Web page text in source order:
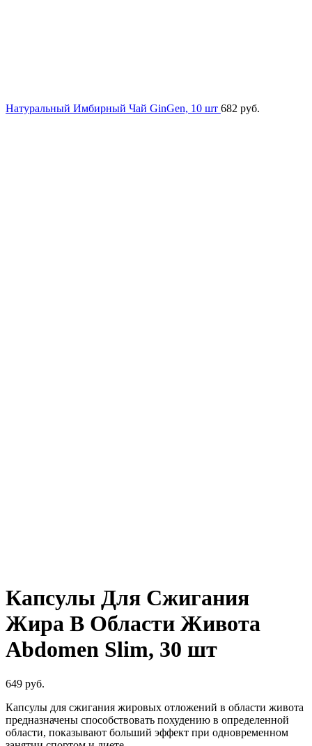
Натуральный Имбирный Чай GinGen, 10 шт 682 руб.
Капсулы Для Сжигания
Жира В Области Живота
Abdomen Slim, 30 шт
649 руб.
Капсулы для сжигания жировых отложений в области живота
предназначены способствовать похудению в определенной
области, показывают больший эффект при одновременном